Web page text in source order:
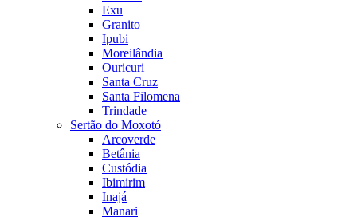
Exu
Granito
Ipubi
Moreilândia
Ouricuri
Santa Cruz
Santa Filomena
Trindade
Sertão do Moxotó
Arcoverde
Betânia
Custódia
Ibimirim
Inajá
Manari